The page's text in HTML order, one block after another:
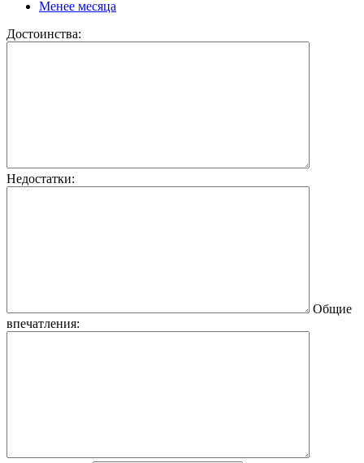
Менее месяца
Достоинства:
Недостатки:
Общие
впечатления: